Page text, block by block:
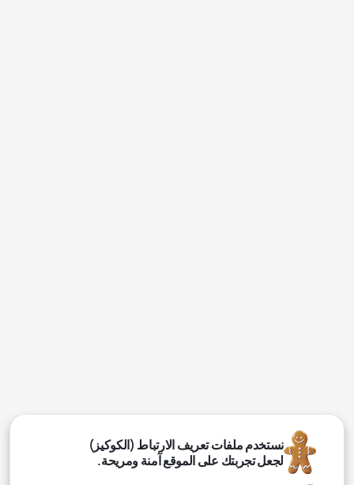
نستخدم ملفات تعريف الارتباط (الكوكيز)
لجعل تجربتك على الموقع آمنة ومريحة.